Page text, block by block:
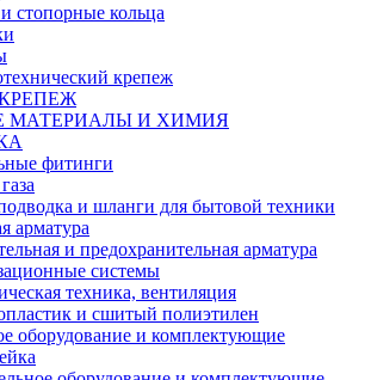
стопорные кольца
крепеж
КРЕПЕЖ
МАТЕРИАЛЫ И ХИМИЯ
фитинги
и шланги для бытовой техники
арматура
и предохранительная арматура
системы
техника, вентиляция
и сшитый полиэтилен
оборудование и комплектующие